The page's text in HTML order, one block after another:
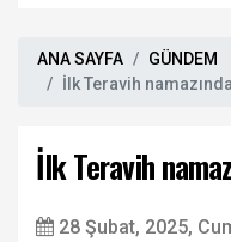
ANA SAYFA
GÜNDEM
İlk Teravih
İlk Teravih
28 Şubat, 2025,